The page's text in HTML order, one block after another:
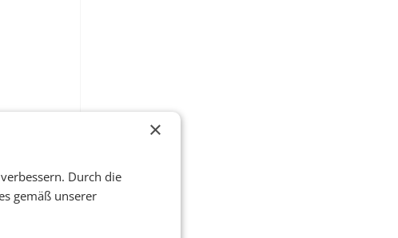
×
Durch die
gemäß unserer